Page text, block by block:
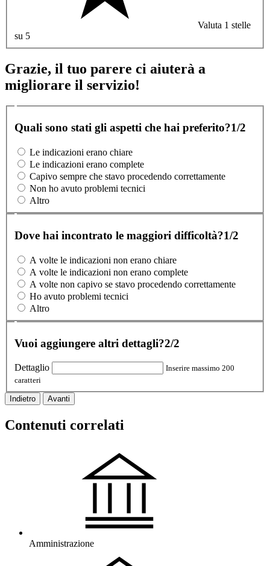
Valuta 1 stelle
su 5
Grazie, il tuo parere ci aiuterà a
migliorare il servizio!
Quali sono stati gli aspetti che hai preferito?1/2
Le indicazioni erano chiare
Le indicazioni erano complete
Capivo sempre che stavo procedendo correttamente
Non ho avuto problemi tecnici
Altro
Dove hai incontrato le maggiori difficoltà?1/2
A volte le indicazioni non erano chiare
A volte le indicazioni non erano complete
A volte non capivo se stavo procedendo correttamente
Ho avuto problemi tecnici
Altro
Vuoi aggiungere altri dettagli?2/2
Dettaglio
Inserire massimo 200
caratteri
Indietro Avanti
Contenuti correlati
Amministrazione